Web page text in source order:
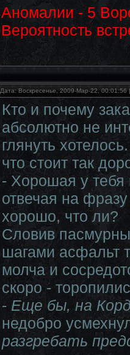
Аномалии - 5
Вероятность
Дата: Воскресенье, 2009-Мар-22,
Кто и почему
абсолютно не
глянуть
что стоит так
- Хорошая у
отвечая на
хорошо, что ли?
Словив
шагами асфальт
молча и
скоро -
-Еще бы, на
недобро
разгребать